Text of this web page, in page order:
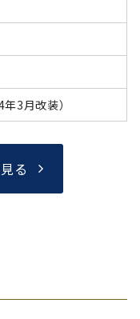
3月改装）
る